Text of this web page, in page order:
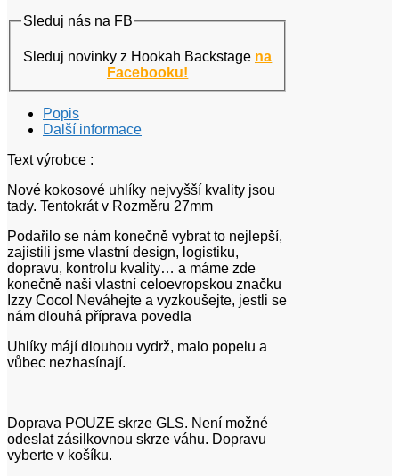
Sleduj nás na FB
Sleduj novinky z Hookah Backstage na
Facebooku!
Popis
Další informace
Text výrobce :
Nové kokosové uhlíky nejvyšší kvality jsou
tady. Tentokrát v Rozměru 27mm
Podařilo se nám konečně vybrat to nejlepší,
zajistili jsme vlastní design, logistiku,
dopravu, kontrolu kvality… a máme zde
konečně naši vlastní celoevropskou značku
Izzy Coco! Neváhejte a vyzkoušejte, jestli se
nám dlouhá příprava povedla
Uhlíky májí dlouhou vydrž, malo popelu a
vůbec nezhasínají.
Doprava POUZE skrze GLS. Není možné
odeslat zásilkovnou skrze váhu. Dopravu
vyberte v košíku.